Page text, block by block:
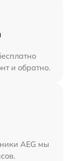
и обратно.
AEG мы